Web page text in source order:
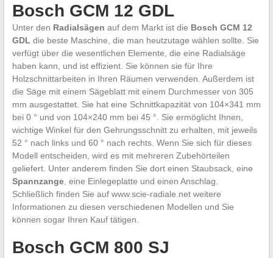
Bosch GCM 12 GDL
Unter den Radialsägen auf dem Markt ist die Bosch GCM 12
GDL die beste Maschine, die man heutzutage wählen sollte. Sie
verfügt über die wesentlichen Elemente, die eine Radialsäge
haben kann, und ist effizient. Sie können sie für Ihre
Holzschnittarbeiten in Ihren Räumen verwenden. Außerdem ist
die Säge mit einem Sägeblatt mit einem Durchmesser von 305
mm ausgestattet. Sie hat eine Schnittkapazität von 104×341 mm
bei 0 ° und von 104×240 mm bei 45 °. Sie ermöglicht Ihnen,
wichtige Winkel für den Gehrungsschnitt zu erhalten, mit jeweils
52 ° nach links und 60 ° nach rechts. Wenn Sie sich für dieses
Modell entscheiden, wird es mit mehreren Zubehörteilen
geliefert. Unter anderem finden Sie dort einen Staubsack, eine
Spannzange, eine Einlegeplatte und einen Anschlag.
Schließlich finden Sie auf www.scie-radiale.net weitere
Informationen zu diesen verschiedenen Modellen und Sie
können sogar Ihren Kauf tätigen.
Bosch GCM 800 SJ